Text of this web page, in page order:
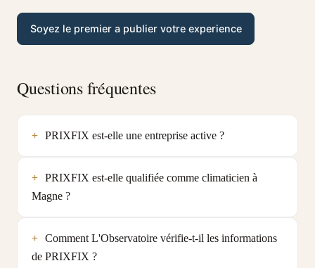
Soyez le premier a publier votre experience
Questions fréquentes
PRIXFIX est-elle une entreprise active ?
PRIXFIX est-elle qualifiée comme climaticien à
Magne ?
Comment L'Observatoire vérifie-t-il les informations
de PRIXFIX ?